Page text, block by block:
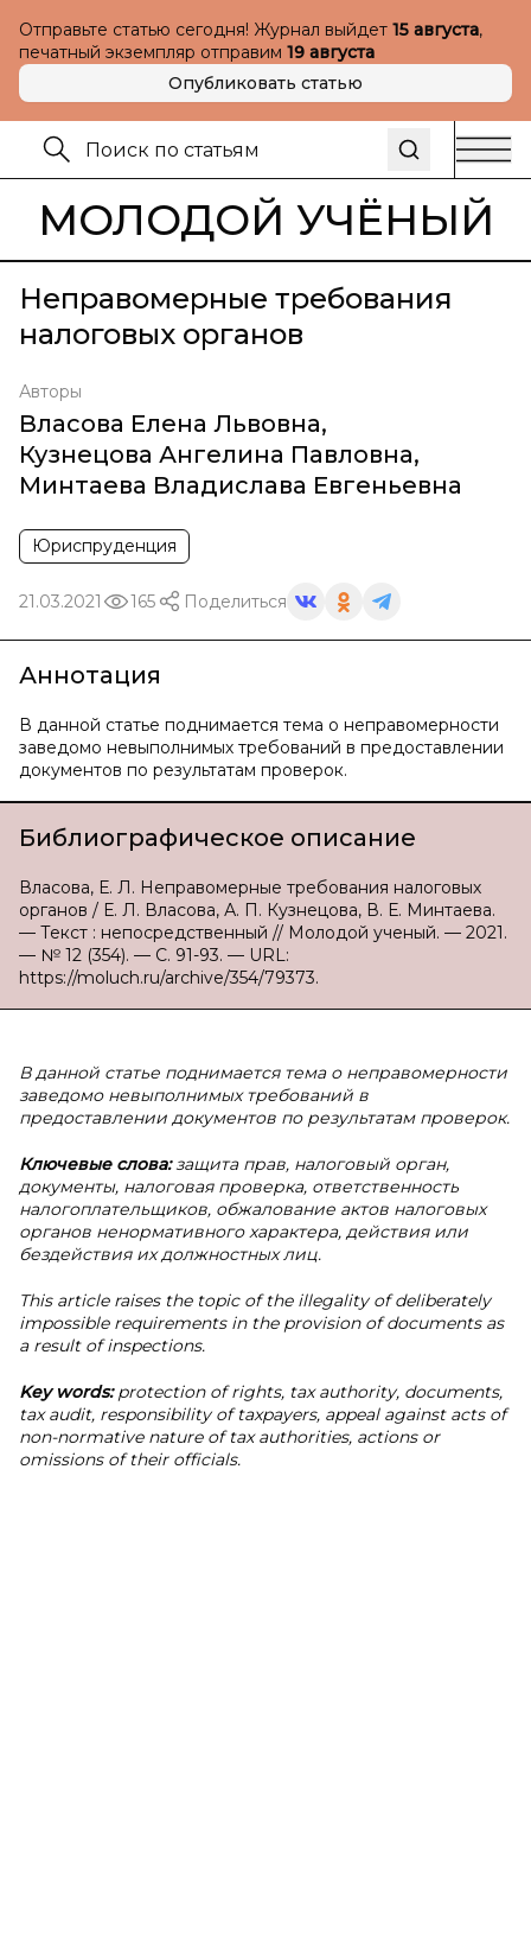
Отправьте статью сегодня! Журнал выйдет 15 августа,
печатный экземпляр отправим 19 августа
Опубликовать статью
МОЛОДОЙ УЧЁНЫЙ
Неправомерные требования
налоговых органов
Авторы
Власова Елена Львовна,
Кузнецова Ангелина Павловна,
Минтаева Владислава Евгеньевна
Юриспруденция
21.03.2021 165 Поделиться
Аннотация
В данной статье поднимается тема о неправомерности
заведомо невыполнимых требований в предоставлении
документов по результатам проверок.
Библиографическое описание
Власова, Е. Л. Неправомерные требования налоговых
органов / Е. Л. Власова, А. П. Кузнецова, В. Е. Минтаева.
— Текст : непосредственный // Молодой ученый. — 2021.
— № 12 (354). — С. 91-93. — URL:
https://moluch.ru/archive/354/79373.
В данной статье поднимается тема о неправомерности
заведомо невыполнимых требований в
предоставлении документов по результатам проверок.
Ключевые слова:защита прав, налоговый орган,
документы, налоговая проверка, ответственность
налогоплательщиков, обжалование актов налоговых
органов ненормативного характера, действия или
бездействия их должностных лиц.
This article raises the topic of the illegality of deliberately
impossible requirements in the provision of documents as
a result of inspections.
Key words:protection of rights, tax authority, documents,
tax audit, responsibility of taxpayers, appeal against acts of
non-normative nature of tax authorities, actions or
omissions of their officials.